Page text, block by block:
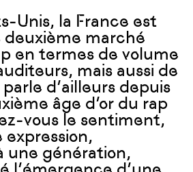
Unis, la France est
deuxième marché
en termes de volume
mais aussi de
d’ailleurs depuis
âge d’or du rap
vous le sentiment,
une génération,